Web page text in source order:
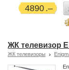
4890
ЖК телевизор
ЖК телевизоры